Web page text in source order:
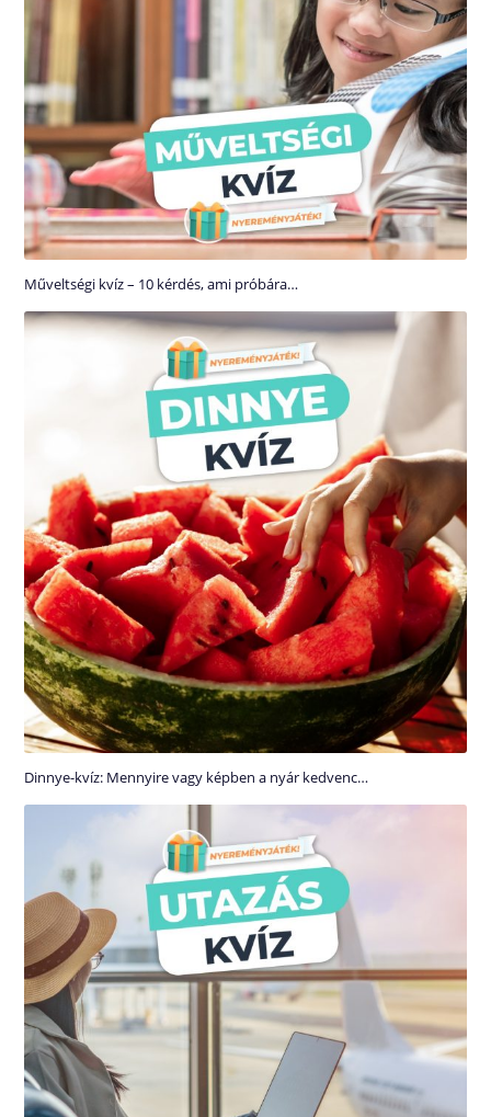
Műveltségi kvíz – 10 kérdés, ami próbára…
Dinnye-kvíz: Mennyire vagy képben a nyár kedvenc…